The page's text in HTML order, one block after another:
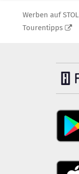
Werben auf STOL
Tourentipps